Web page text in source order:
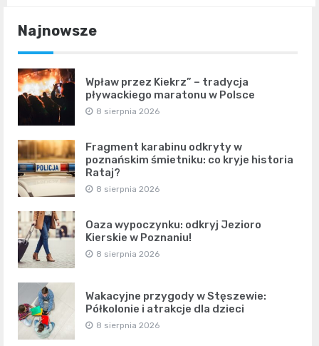
Najnowsze
Wpław przez Kiekrz” – tradycja
pływackiego maratonu w Polsce
8 sierpnia 2026
Fragment karabinu odkryty w
poznańskim śmietniku: co kryje historia
Rataj?
8 sierpnia 2026
Oaza wypoczynku: odkryj Jezioro
Kierskie w Poznaniu!
8 sierpnia 2026
Wakacyjne przygody w Stęszewie:
Półkolonie i atrakcje dla dzieci
8 sierpnia 2026